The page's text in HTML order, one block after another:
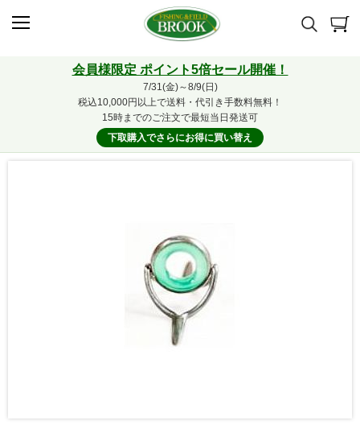
会員様限定 ポイント5倍セール開催！
7/31(金)～8/9(日)
税込10,000円以上で送料・代引き手数料無料！
15時までのご注文で最短当日発送可
下取購入でさらにお得に買い替え